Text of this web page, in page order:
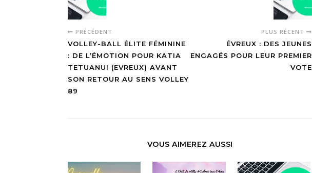
PRÉCÉDENT
VOLLEY-BALL ÉLITE FÉMININE
: DE L’ÉMOTION POUR KATIA
TETUANUI (EVREUX) AVANT
SON RETOUR AU SENS VOLLEY
89
PLUS RÉCENT
ÉVREUX : DES JEUNES
ENGAGÉS POUR LEUR PREMIER
VOTE
VOUS AIMEREZ AUSSI